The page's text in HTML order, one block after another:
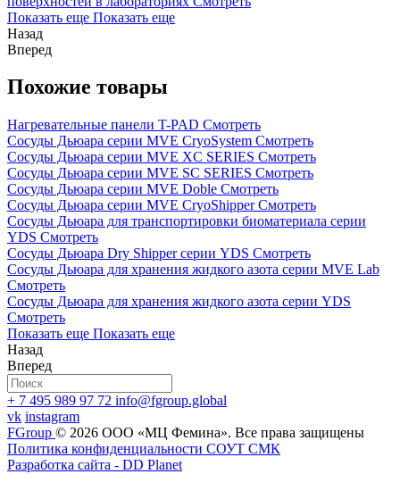
Показать еще Показать еще
Назад
Вперед
Похожие товары
Нагревательные панели T-PAD Смотреть
Сосуды Дьюара серии MVE CryoSystem Смотреть
Сосуды Дьюара серии MVE XC SERIES Смотреть
Сосуды Дьюара серии MVE SC SERIES Смотреть
Сосуды Дьюара серии MVE Doble Смотреть
Сосуды Дьюара серии MVE CryoShipperСмотреть
Сосуды Дьюара для транспортировки биоматериала серии
YDS Смотреть
Сосуды Дьюара Dry Shipper серии YDS Смотреть
Сосуды Дьюара для хранения жидкого азота серии MVE Lab
Смотреть
Сосуды Дьюара для хранения жидкого азота серии YDS
Смотреть
Показать еще Показать еще
Назад
Вперед
+ 7 495 989 97 72 info@fgroup.global
vk instagram
FGroup © 2026 ООО «МЦ Фемина». Все права защищены
Политика конфиденциальности СОУТ CМК
Разработка сайта - DD Planet